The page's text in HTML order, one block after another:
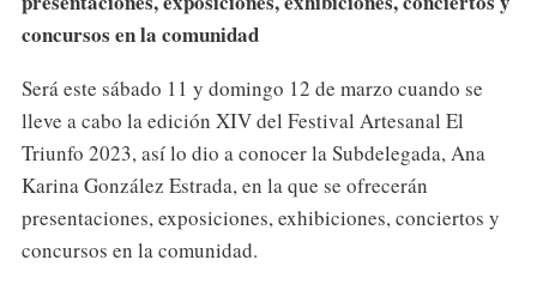
concursos en la comunidad
Será este sábado 11 y domingo 12 de marzo cuando se
lleve a cabo la edición XIV del Festival Artesanal El
Triunfo 2023, así lo dio a conocer la Subdelegada, Ana
Karina González Estrada, en la que se ofrecerán
presentaciones, exposiciones, exhibiciones, conciertos y
concursos en la comunidad.